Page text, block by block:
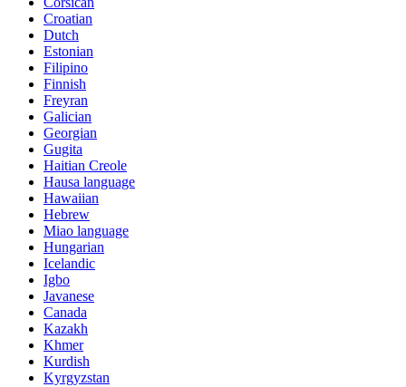
Croatian
Dutch
Estonian
Filipino
Finnish
Freyran
Galician
Georgian
Gugita
Haitian Creole
Hausa language
Hawaiian
Hebrew
Miao language
Hungarian
Icelandic
Igbo
Javanese
Canada
Kazakh
Khmer
Kurdish
Kyrgyzstan